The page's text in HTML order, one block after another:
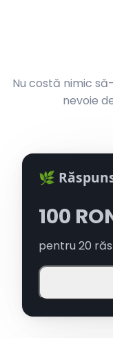
Nu costă nimic
nevoie
🌿
100
pentru20